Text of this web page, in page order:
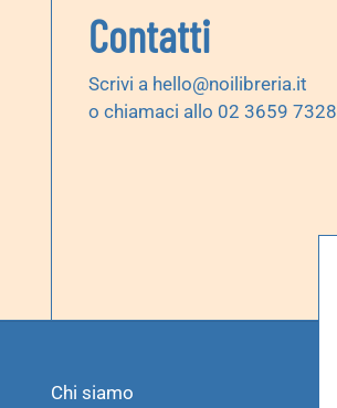
Contatti
Scrivi a hello@noilibreria.it
o chiamaci allo 02 3659 7328
Chi siamo